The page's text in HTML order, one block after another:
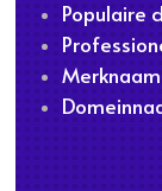
Populaire